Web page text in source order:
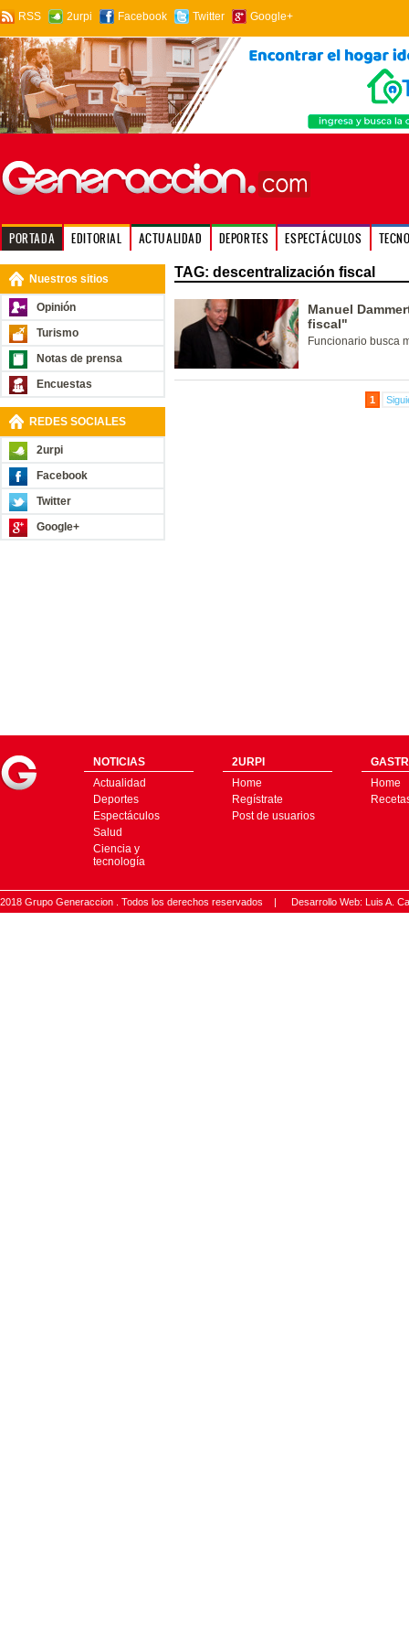
RSS 2urpi Facebook Twitter Google+
PORTADA EDITORIAL ACTUALIDAD DEPORTES ESPECTÁCULOS
Nuestros sitios
Opinión
Turismo
Notas de prensa
Encuestas
REDES SOCIALES
2urpi
Facebook
Twitter
Google+
TAG: descentralización fiscal
Manuel
fiscal"
Funcionario busca
1
NOTICIAS
Actualidad
Deportes
Espectáculos
Salud
Ciencia y
tecnología
2URPI
Home
Regístrate
Post de usuarios
Home
2018 Grupo Generaccion . Todos los derechos reservados | Desarrollo Web: Luis